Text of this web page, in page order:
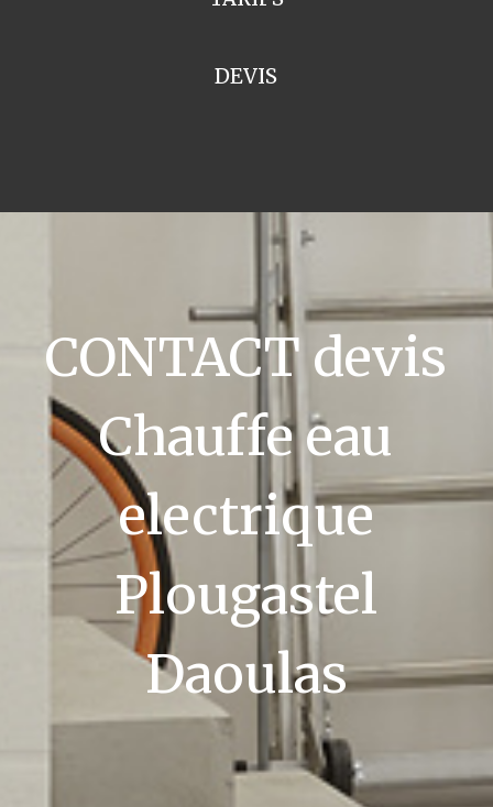
DEVIS
CONTACT devis
Chauffe eau
electrique
Plougastel
Daoulas